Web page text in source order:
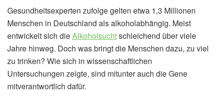
Gesundheitsexperten zufolge gelten etwa 1,3 Millionen
Menschen in Deutschland als alkoholabhängig. Meist
entwickelt sich dieAlkoholsuchtschleichend über viele
Jahre hinweg. Doch was bringt die Menschen dazu, zu viel
zu trinken? Wie sich in wissenschaftlichen
Untersuchungen zeigte, sind mitunter auch die Gene
mitverantwortlich dafür.